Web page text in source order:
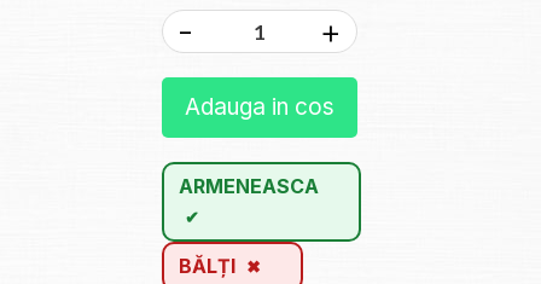
- +
Adauga in cos
ARMENEASCA
BĂLȚI